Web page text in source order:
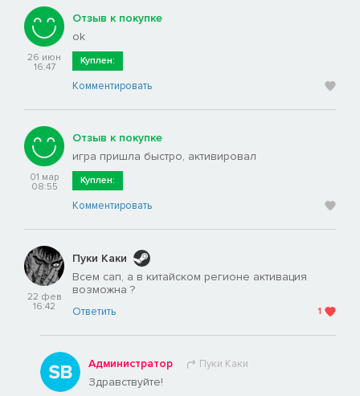
26 июн
16:47
Отзыв к покупке
ok
Куплен:
Комментировать
01 мар
08:55
Отзыв к покупке
игра пришла быстро, активировал
Куплен:
Комментировать
22 фев
16:42
Пуки Каки
Всем сап, а в китайском регионе активация
возможна ?
Ответить 1
Администратор Пуки Каки
Здравствуйте!